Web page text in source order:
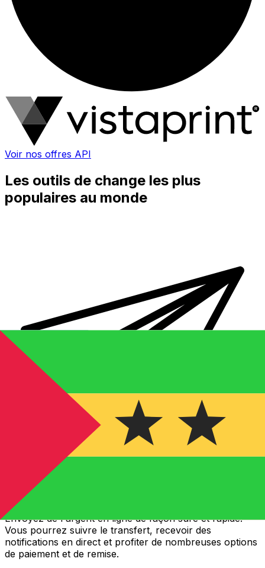
Voir nos offres API
Les outils de change les plus
populaires au monde
Transferts d'argent internationaux avec Xe
Envoyez de l'argent en ligne de façon sûre et rapide.
Vous pourrez suivre le transfert, recevoir des
notifications en direct et profiter de nombreuses options
de paiement et de remise.